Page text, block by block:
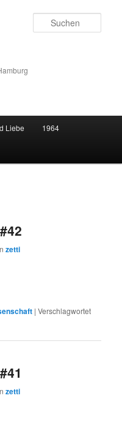
Liebe 1964
zetti
|Verschlagwortet
zetti